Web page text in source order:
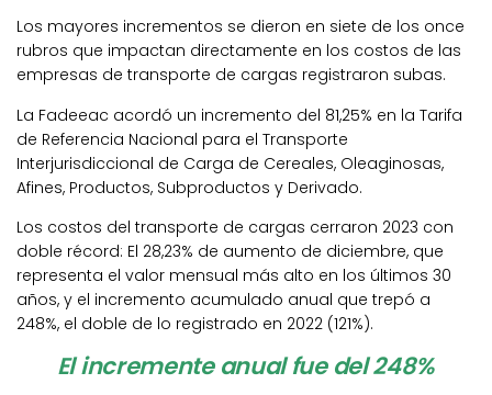
Los mayores incrementos se dieron en siete de los once
rubros que impactan directamente en los costos de las
empresas de transporte de cargas registraron subas.
La Fadeeac acordó un incremento del 81,25% en la Tarifa
de Referencia Nacional para el Transporte
Interjurisdiccional de Carga de Cereales, Oleaginosas,
Afines, Productos, Subproductos y Derivado.
Los costos del transporte de cargas cerraron 2023 con
doble récord: El 28,23% de aumento de diciembre, que
representa el valor mensual más alto en los últimos 30
años, y el incremento acumulado anual que trepó a
248%, el doble de lo registrado en 2022 (121%).
El incremente anual fue del 248%